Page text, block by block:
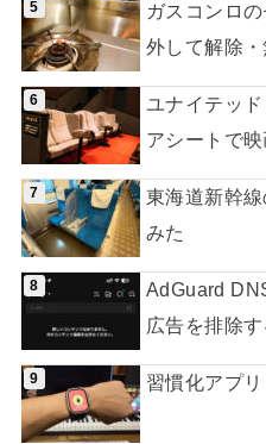
ガスコンロ
外して解除
ユナイテッ
アシートで
東海道新幹
みた
AdGuard
広告を排除す
習慣化アプ